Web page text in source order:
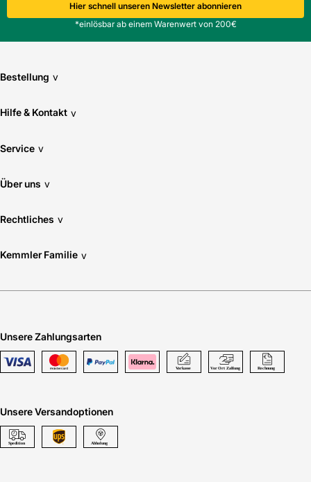
Hier schnell unseren Newsletter abonnieren
*einlösbar ab einem Warenwert von 200€
Bestellung v
Hilfe & Kontakt v
Service v
Über uns v
Rechtliches v
Kemmler Familie v
Unsere Zahlungsarten
Unsere Versandoptionen